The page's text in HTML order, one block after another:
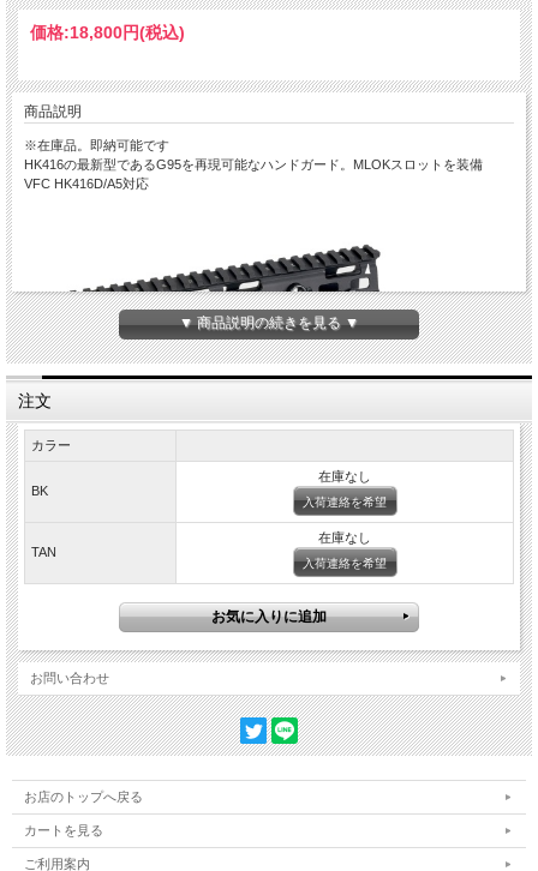
価格:18,800円(税込)
商品説明
※在庫品。即納可能です
HK416の最新型であるG95を再現可能なハンドガード。MLOKスロットを装備
VFC HK416D/A5対応
※実銃参考画像です
▼ 商品説明の続きを見る ▼
注文
カラー
BK
在庫なし
入荷連絡を希望
TAN
在庫なし
入荷連絡を希望
お問い合わせ
お店のトップへ戻る
カートを見る
ご利用案内